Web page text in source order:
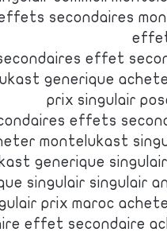
secondaires
effet
generique
prix singulair
effets
montelukast
generique
singulair singulair
prix maroc
effet secondaire